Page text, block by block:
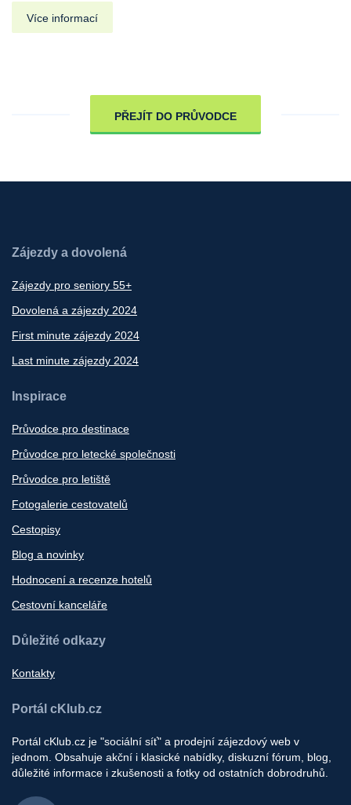
Více informací
PŘEJÍT DO PRŮVODCE
Zájezdy a dovolená
Zájezdy pro seniory 55+
Dovolená a zájezdy 2024
First minute zájezdy 2024
Last minute zájezdy 2024
Inspirace
Průvodce pro destinace
Průvodce pro letecké společnosti
Průvodce pro letiště
Fotogalerie cestovatelů
Cestopisy
Blog a novinky
Hodnocení a recenze hotelů
Cestovní kanceláře
Důležité odkazy
Kontakty
Portál cKlub.cz
Portál cKlub.cz je "sociální síť" a prodejní zájezdový web v
jednom. Obsahuje akční i klasické nabídky, diskuzní fórum, blog,
důležité informace i zkušenosti a fotky od ostatních dobrodruhů.